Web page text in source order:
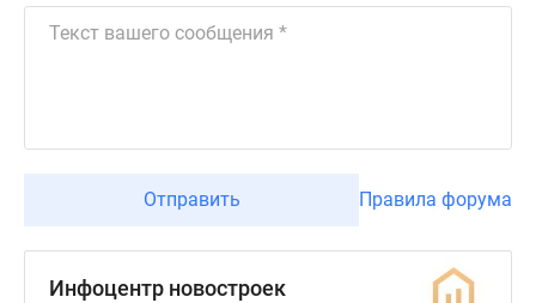
Отправить Правила форума
Инфоцентр новостроек